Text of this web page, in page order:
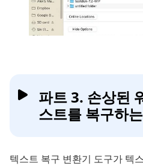
파트 3. 손상된
스트를 복구하
텍스트 복구 변환기 도구가 텍